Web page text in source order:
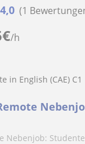
€/h
4,0 (1
in English (CAE) C1
Nebenjob: